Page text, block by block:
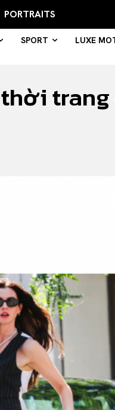
PORTRAITS
SPORT LUXE